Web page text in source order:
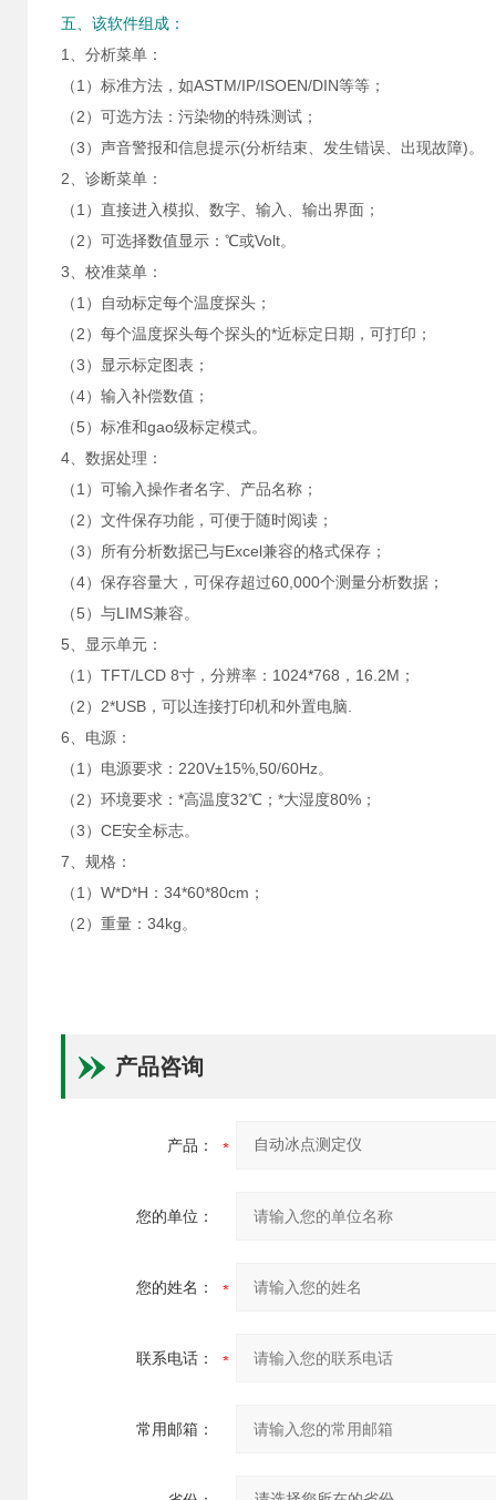
五、该软件组成：
1、分析菜单：
（1）标准方法，如ASTM/IP/ISOEN/DIN等等；
（2）可选方法：污染物的特殊测试；
（3）声音警报和信息提示(分析结束、发生错误、出现故障)。
2、诊断菜单：
（1）直接进入模拟、数字、输入、输出界面；
（2）可选择数值显示：℃或Volt。
3、校准菜单：
（1）自动标定每个温度探头；
（2）每个温度探头每个探头的*近标定日期，可打印；
（3）显示标定图表；
（4）输入补偿数值；
（5）标准和gao级标定模式。
4、数据处理：
（1）可输入操作者名字、产品名称；
（2）文件保存功能，可便于随时阅读；
（3）所有分析数据已与Excel兼容的格式保存；
（4）保存容量大，可保存超过60,000个测量分析数据；
（5）与LIMS兼容。
5、显示单元：
（1）TFT/LCD 8寸，分辨率：1024*768，16.2M；
（2）2*USB，可以连接打印机和外置电脑.
6、电源：
（1）电源要求：220V±15%,50/60Hz。
（2）环境要求：*高温度32℃；*大湿度80%；
（3）CE安全标志。
7、规格：
（1）W*D*H：34*60*80cm；
（2）重量：34kg。
产品咨询
产品：
您的单位：
您的姓名：
联系电话：
常用邮箱：